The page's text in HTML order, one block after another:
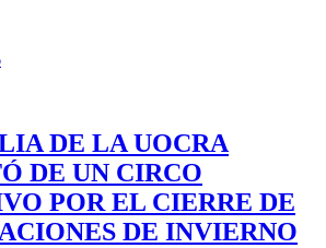
DE LA UOCRA
DE UN CIRCO
POR EL CIERRE DE
DE INVIERNO